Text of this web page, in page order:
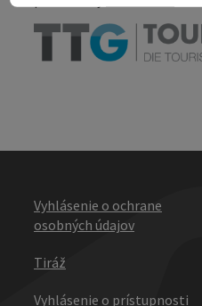
Vyhlásenie o ochrane
osobných údajov
Tiráž
Vyhlásenie o prístupnosti